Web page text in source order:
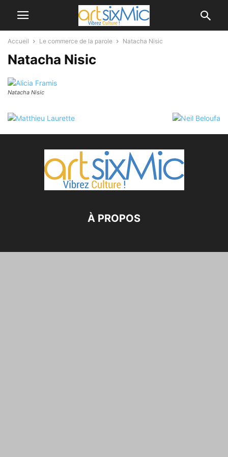
Accueil Le commerce de la parole Natacha Nisic
Natacha Nisic
Natacha Nisic
À PROPOS